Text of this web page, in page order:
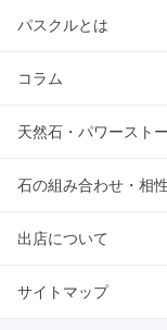
パスクルとは
コラム
天然石・パワースト
石の組み合わせ・相性
出店について
サイトマップ